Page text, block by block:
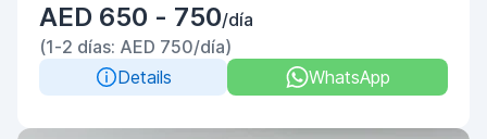
AED 650 - 750/día
(1-2 días: AED 750/día)
Details
WhatsApp